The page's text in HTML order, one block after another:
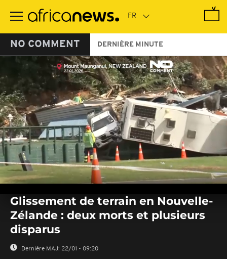
contenu
NO COMMENT DERNIÈRE MINUTE
seconds
seconds
Glissement de terrain en Nouvelle-
Zélande : deux morts et plusieurs
disparus
Dernière MAJ: 22/01 - 09:20